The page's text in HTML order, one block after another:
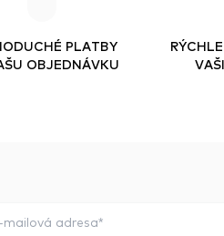
PLATBY
OBJEDNÁVKU